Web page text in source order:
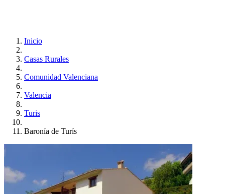
Inicio
Casas Rurales
Comunidad Valenciana
Valencia
Turis
Baronía de Turís